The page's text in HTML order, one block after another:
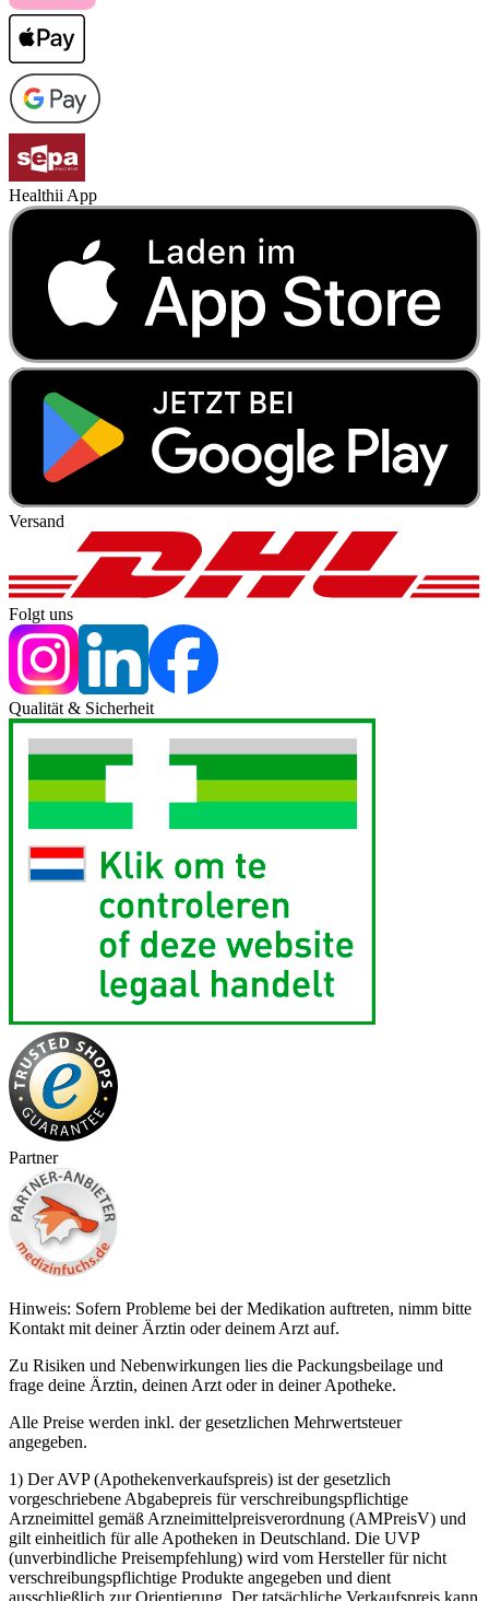
Healthii App
Versand
Folgt uns
Qualität & Sicherheit
Partner
Hinweis: Sofern Probleme bei der Medikation auftreten, nimm bitte
Kontakt mit deiner Ärztin oder deinem Arzt auf.
Zu Risiken und Nebenwirkungen lies die Packungsbeilage und
frage deine Ärztin, deinen Arzt oder in deiner Apotheke.
Alle Preise werden inkl. der gesetzlichen Mehrwertsteuer
angegeben.
1) Der AVP (Apothekenverkaufspreis) ist der gesetzlich
vorgeschriebene Abgabepreis für verschreibungspflichtige
Arzneimittel gemäß Arzneimittelpreisverordnung (AMPreisV) und
gilt einheitlich für alle Apotheken in Deutschland. Die UVP
(unverbindliche Preisempfehlung) wird vom Hersteller für nicht
verschreibungspflichtige Produkte angegeben und dient
ausschließlich zur Orientierung. Der tatsächliche Verkaufspreis kann